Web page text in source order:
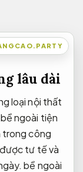
lâu dài
loại nội thất
ngoài tiện
trong công
tư tế và
bề ngoài